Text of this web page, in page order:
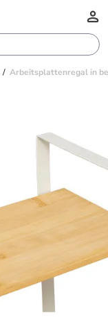
Arbeitsplattenregal in